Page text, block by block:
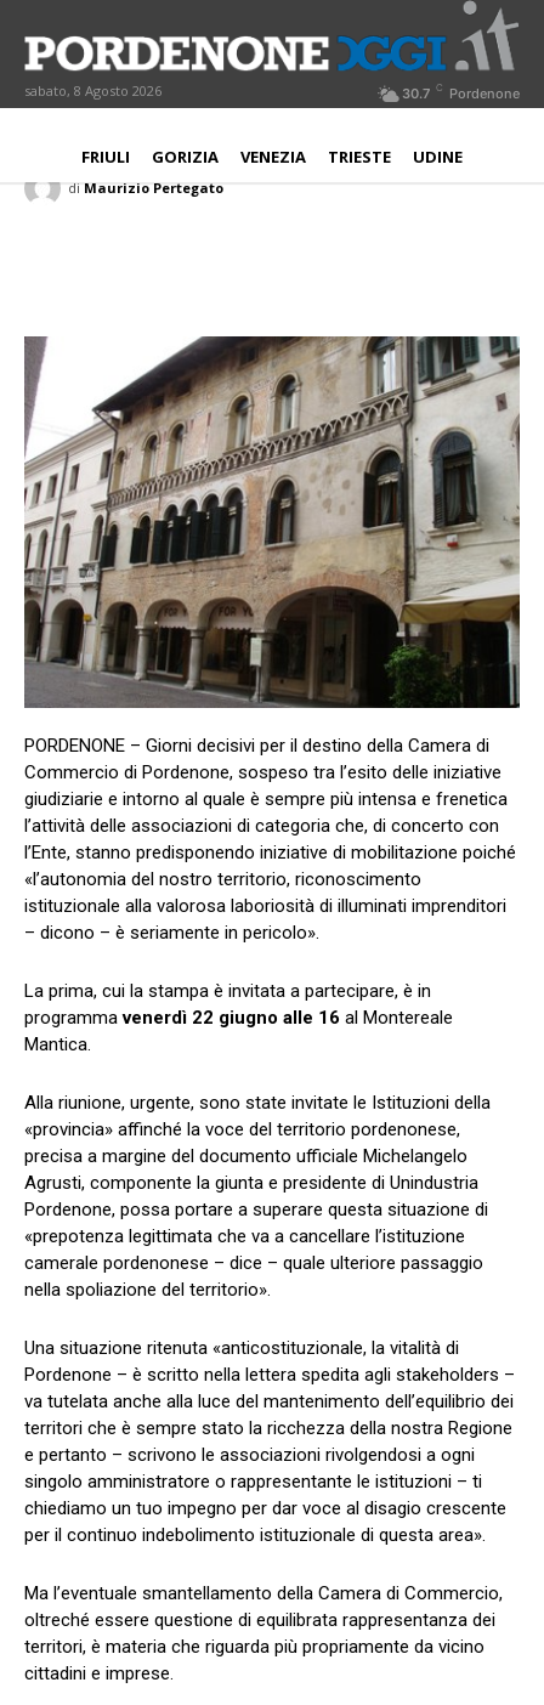
sabato, 8 Agosto 2026 30.7 C Pordenone
FRIULI GORIZIA VENEZIA TRIESTE UDINE
Camera commercio, ore decisive. Il
territorio si mobilita
PORDENONE
di Maurizio Pertegato
PORDENONE – Giorni decisivi per il destino della Camera di
Commercio di Pordenone, sospeso tra l’esito delle iniziative
giudiziarie e intorno al quale è sempre più intensa e frenetica
l’attività delle associazioni di categoria che, di concerto con
l’Ente, stanno predisponendo iniziative di mobilitazione poiché
«l’autonomia del nostro territorio, riconoscimento
istituzionale alla valorosa laboriosità di illuminati imprenditori
– dicono – è seriamente in pericolo».
La prima, cui la stampa è invitata a partecipare, è in
programmavenerdì 22 giugno alle 16 al Montereale
Mantica.
Alla riunione, urgente, sono state invitate le Istituzioni della
«provincia» affinché la voce del territorio pordenonese,
precisa a margine del documento ufficiale Michelangelo
Agrusti, componente la giunta e presidente di Unindustria
Pordenone, possa portare a superare questa situazione di
«prepotenza legittimata che va a cancellare l’istituzione
camerale pordenonese – dice – quale ulteriore passaggio
nella spoliazione del territorio».
Una situazione ritenuta «anticostituzionale, la vitalità di
Pordenone – è scritto nella lettera spedita agli stakeholders –
va tutelata anche alla luce del mantenimento dell’equilibrio dei
territori che è sempre stato la ricchezza della nostra Regione
e pertanto – scrivono le associazioni rivolgendosi a ogni
singolo amministratore o rappresentante le istituzioni – ti
chiediamo un tuo impegno per dar voce al disagio crescente
per il continuo indebolimento istituzionale di questa area».
Ma l’eventuale smantellamento della Camera di Commercio,
oltreché essere questione di equilibrata rappresentanza dei
territori, è materia che riguarda più propriamente da vicino
cittadini e imprese.